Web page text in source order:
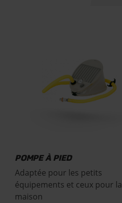
POMPE À PIED
Adaptée pour les petits
équipements et ceux pour la
maison